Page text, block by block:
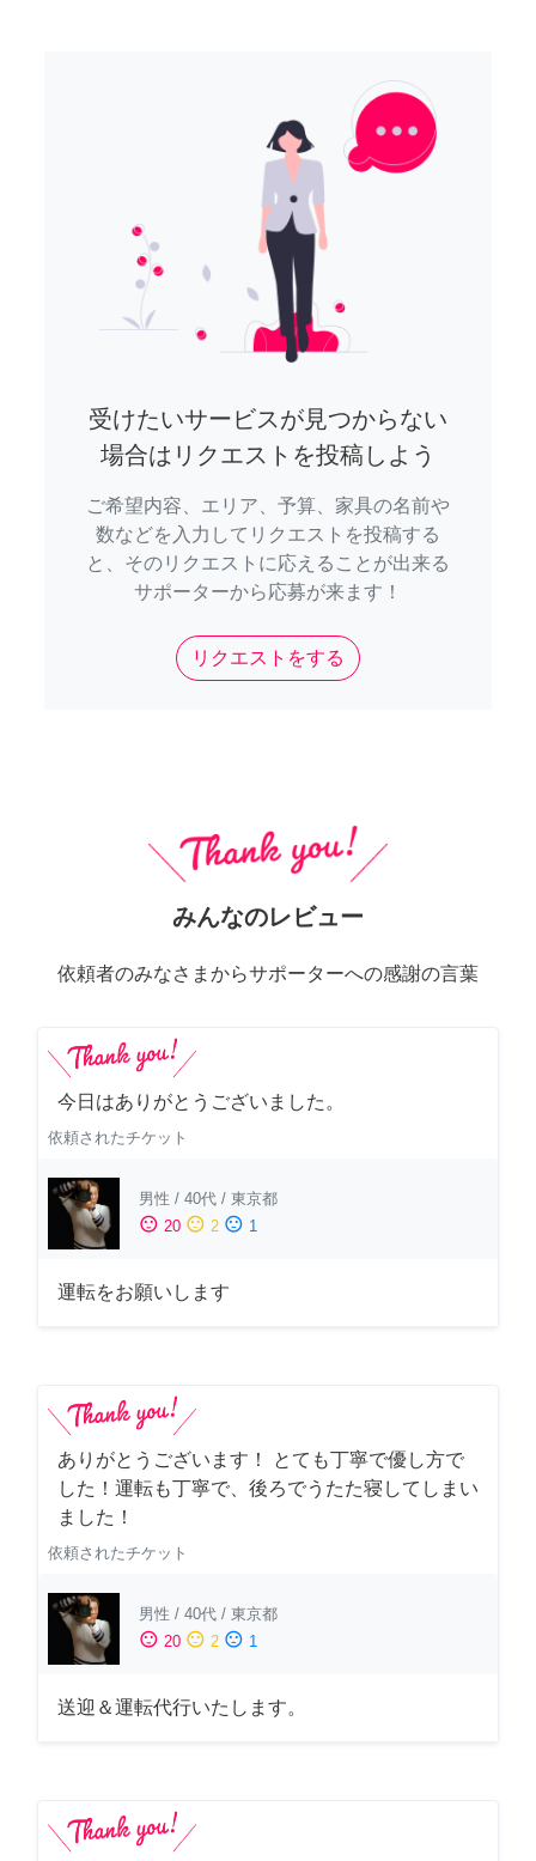
受けたいサービスが見つからない
場合はリクエストを投稿しよう
ご希望内容、エリア、予算、家具の名前や
数などを入力してリクエストを投稿する
と、そのリクエストに応えることが出来る
サポーターから応募が来ます！
リクエストをする
みんなのレビュー
依頼者のみなさまからサポーターへの感謝の言葉
今日はありがとうございました。
依頼されたチケット
男性 / 40代 / 東京都
sentiment_satisfied 20 sentiment_neutral 2 sentiment_dissatisfied 1
運転をお願いします
ありがとうございます！ とても丁寧で優し方で
した！運転も丁寧で、後ろでうたた寝してしまい
ました！
依頼されたチケット
男性 / 40代 / 東京都
sentiment_satisfied 20 sentiment_neutral 2 sentiment_dissatisfied 1
送迎＆運転代行いたします。